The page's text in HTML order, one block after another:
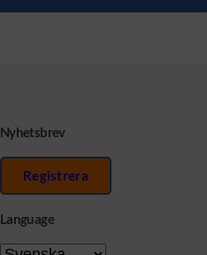
Nyhetsbrev
Registrera
Language